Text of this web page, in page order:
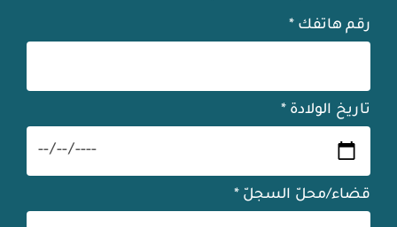
رقم هاتفك *
تاريخ الولادة *
قضاء/محلّ السجلّ *